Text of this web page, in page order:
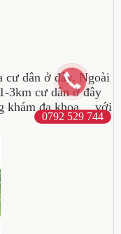
dân ở đây. Ngoài
3km cư dân ở đây
khám đa khoa… với
0792 529 744